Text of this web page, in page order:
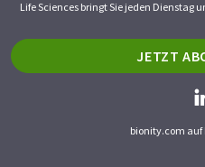
Life Sciences bringt Sie jeden Dienstag
JETZT
bionity.com auf